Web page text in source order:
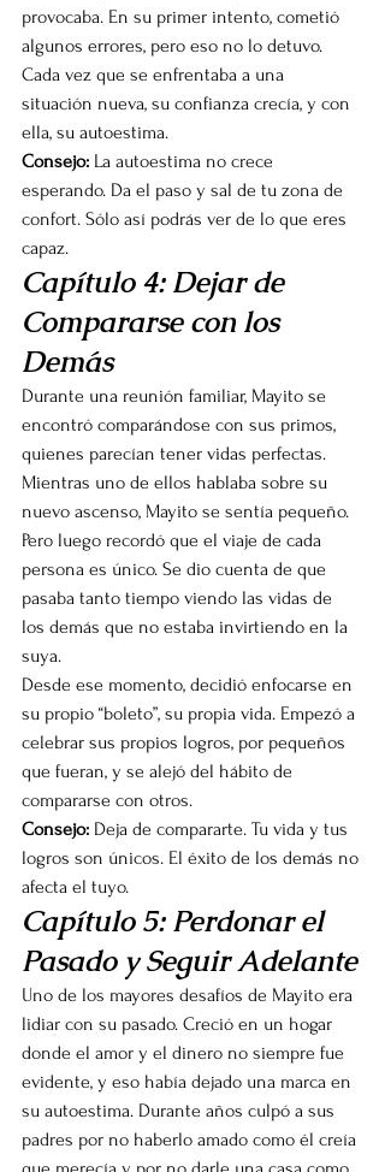
provocaba. En su primer intento, cometió
algunos errores, pero eso no lo detuvo.
Cada vez que se enfrentaba a una
situación nueva, su confianza crecía, y con
ella, su autoestima.
Consejo: La autoestima no crece
esperando. Da el paso y sal de tu zona de
confort. Sólo así podrás ver de lo que eres
capaz.
Capítulo 4: Dejar de
Compararse con los
Demás
Durante una reunión familiar, Mayito se
encontró comparándose con sus primos,
quienes parecían tener vidas perfectas.
Mientras uno de ellos hablaba sobre su
nuevo ascenso, Mayito se sentía pequeño.
Pero luego recordó que el viaje de cada
persona es único. Se dio cuenta de que
pasaba tanto tiempo viendo las vidas de
los demás que no estaba invirtiendo en la
suya.
Desde ese momento, decidió enfocarse en
su propio “boleto”, su propia vida. Empezó a
celebrar sus propios logros, por pequeños
que fueran, y se alejó del hábito de
compararse con otros.
Consejo: Deja de compararte. Tu vida y tus
logros son únicos. El éxito de los demás no
afecta el tuyo.
Capítulo 5: Perdonar el
Pasado y Seguir Adelante
Uno de los mayores desafíos de Mayito era
lidiar con su pasado. Creció en un hogar
donde el amor y el dinero no siempre fue
evidente, y eso había dejado una marca en
su autoestima. Durante años culpó a sus
padres por no haberlo amado como él creía